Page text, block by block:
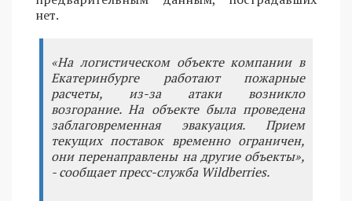
нет.
«На логистическом объекте компании в
Екатеринбурге работают пожарные
расчеты, из-за атаки возникло
возгорание. На объекте была проведена
заблаговременная эвакуация. Прием
текущих поставок временно ограничен,
они перенаправлены на другие объекты»,
- сообщает пресс-служба Wildberries.